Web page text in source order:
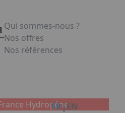
Qui sommes-nous ?
Nos offres
Nos références
FR|EN
Hydrogène